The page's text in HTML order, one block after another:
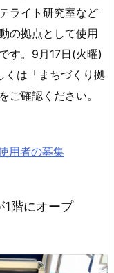
ライト研究室など
の拠点として使用
す。9月17日(火曜)
くは「まちづくり拠
ご確認ください。
用者の募集
1階にオープ